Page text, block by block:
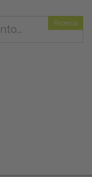
Ricerca